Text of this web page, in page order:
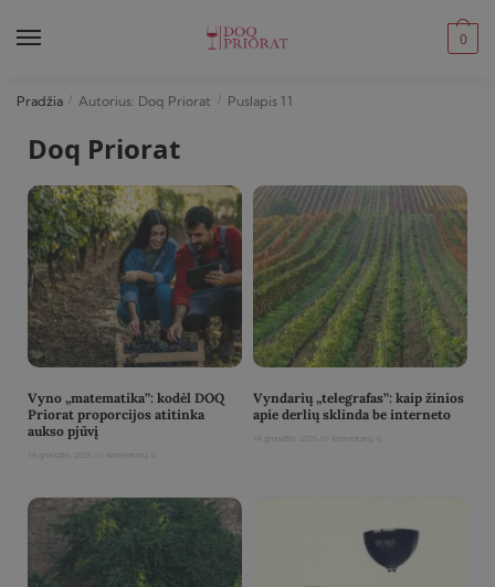
0
Pradžia / Autorius: Doq Priorat / Puslapis 11
Doq Priorat
Vyno „matematika”: kodėl DOQ
Priorat proporcijos atitinka
aukso pjūvį
16 gruodžio, 2025
Vyndarių „telegrafas”: kaip žinios
apie derlių sklinda be interneto
14 gruodžio, 2025